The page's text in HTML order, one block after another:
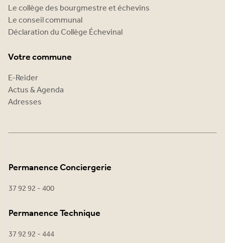
Le collège des bourgmestre et échevins
Le conseil communal
Déclaration du Collège Échevinal
Votre commune
E-Reider
Actus & Agenda
Adresses
Permanence Conciergerie
37 92 92 - 400
Permanence Technique
37 92 92 - 444